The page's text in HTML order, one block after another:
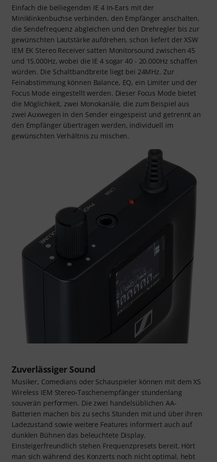
Einfach die beiliegenden IE 4 In-Ears mit der
Miniklinkenbuchse verbinden, den Empfänger anschalten,
die Sendefrequenz abgleichen und den Drehregler bis zur
gewünschten Lautstärke aufdrehen, schon liefert der XSW
IEM EK Stereo Receiver satten Monitorsound zwischen 45
und 15.000Hz, wobei die IE 4 sogar 40 - 20.000Hz schaffen
würden. Die Schaltbandbreite liegt bei 24MHz. Zur
Feinabstimmung können Balance, EQ, ein Limiter und der
Focus Mode eingestellt werden. Dieser Focus Mode bietet
die Möglichkeit, zwei Monokanäle, die zum Beispiel aus
zwei Auxwegen in den Sender eingespeist und getrennt an
den Empfänger übertragen werden, individuell im
gewünschten Verhältnis zu mischen.
Zuverlässiger Sound
Musiker, Comedians oder Schauspieler können mit dem XS
Wireless IEM Stereo-Taschenempfänger stundenlang
souverän performen. Die zwei handelsüblichen AA-
Batterien machen bis zu sechs Stunden mit und über ihren
Ladezustand sowie weitere Features informiert auch auf
dunklen Bühnen das beleuchtete Display.
Einsteigerfreundlich stehen Frequenzpresets bereit. Hört
man sich während des Konzerts noch nicht optimal, hebt